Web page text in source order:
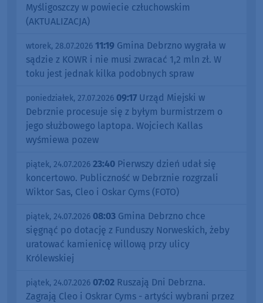
Myśligoszczy w powiecie człuchowskim
(AKTUALIZACJA)
wtorek, 28.07.2026 11:19 Gmina Debrzno wygrała w
sądzie z KOWR i nie musi zwracać 1,2 mln zł. W
toku jest jednak kilka podobnych spraw
poniedziałek, 27.07.2026 09:17 Urząd Miejski w
Debrznie procesuje się z byłym burmistrzem o
jego służbowego laptopa. Wojciech Kallas
wyśmiewa pozew
piątek, 24.07.2026 23:40 Pierwszy dzień udał się
koncertowo. Publiczność w Debrznie rozgrzali
Wiktor Sas, Cleo i Oskar Cyms (FOTO)
piątek, 24.07.2026 08:03 Gmina Debrzno chce
sięgnąć po dotację z Funduszy Norweskich, żeby
uratować kamienicę willową przy ulicy
Królewskiej
piątek, 24.07.2026 07:02 Ruszają Dni Debrzna.
Zagrają Cleo i Oskrar Cyms - artyści wybrani przez